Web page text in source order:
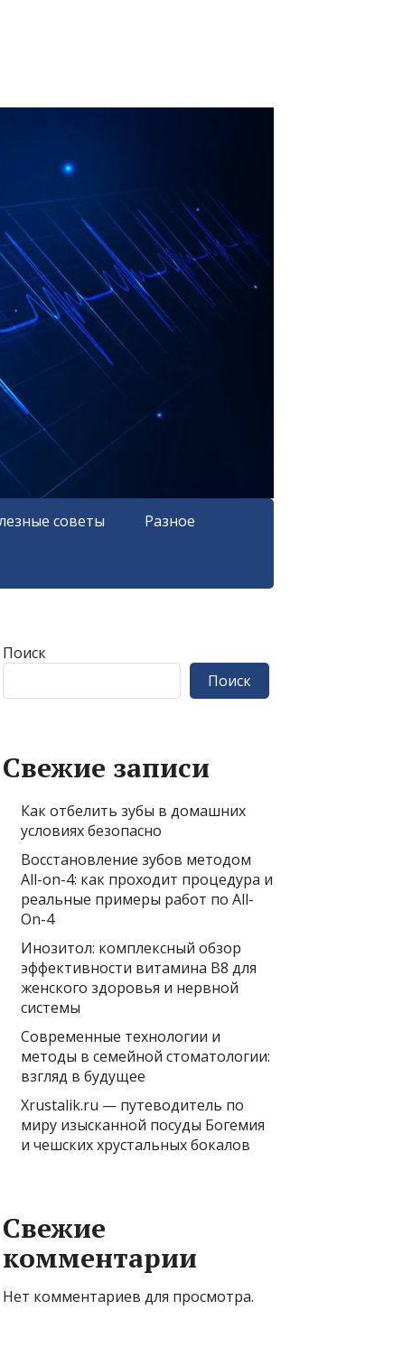
советы Разное
Поиск
Поиск
Свежие записи
Как отбелить зубы в домашних
условиях безопасно
Восстановление зубов методом
All-on-4: как проходит процедура и
реальные примеры работ по All-
On-4
Инозитол: комплексный обзор
эффективности витамина B8 для
женского здоровья и нервной
системы
Современные технологии и
методы в семейной стоматологии:
взгляд в будущее
Xrustalik.ru — путеводитель по
миру изысканной посуды Богемия
и чешских хрустальных бокалов
Свежие
комментарии
Нет комментариев для просмотра.